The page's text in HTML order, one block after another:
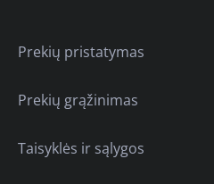
Prekių pristatymas
Prekių grąžinimas
Taisyklės ir sąlygos